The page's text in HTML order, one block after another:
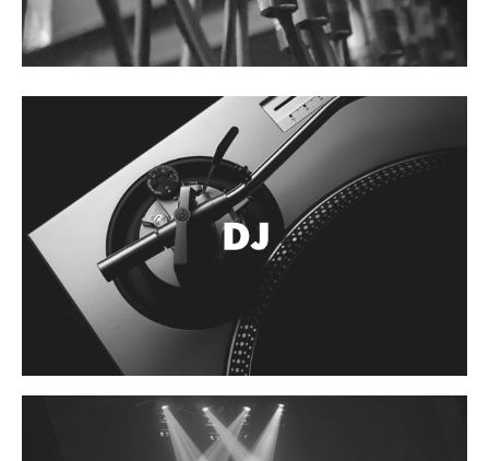
Ukulele
Mandolina
Banjo
Cuerdas
Cuerdas
Guitarra Metal
Guitarra Nylon
Guitarra Electrica
Bajo
Otros instrumentos de arco